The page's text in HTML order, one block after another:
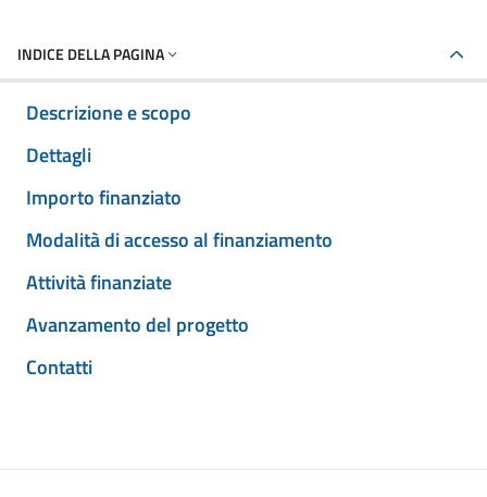
INDICE DELLA PAGINA
Descrizione e scopo
Dettagli
Importo finanziato
Modalità di accesso al finanziamento
Attività finanziate
Avanzamento del progetto
Contatti